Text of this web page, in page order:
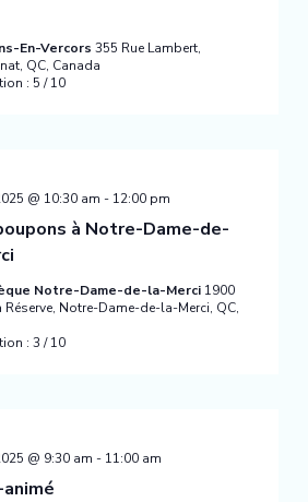
En-Vercors355 Rue Lambert,
QC, Canada
: 5 / 10
à Notre-Dame-de-
@ 10:30 am - 12:00 pm
Notre-Dame-de-la-Merci 1900
Réserve, Notre-Dame-de-la-Merci, QC,
: 3 / 10
@ 9:30 am - 11:00 am